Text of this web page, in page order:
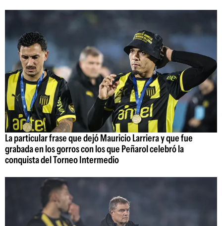
La particular frase que dejó Mauricio Larriera y que fue
grabada en los gorros con los que Peñarol celebró la
conquista del Torneo Intermedio